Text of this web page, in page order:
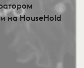
на HouseHold